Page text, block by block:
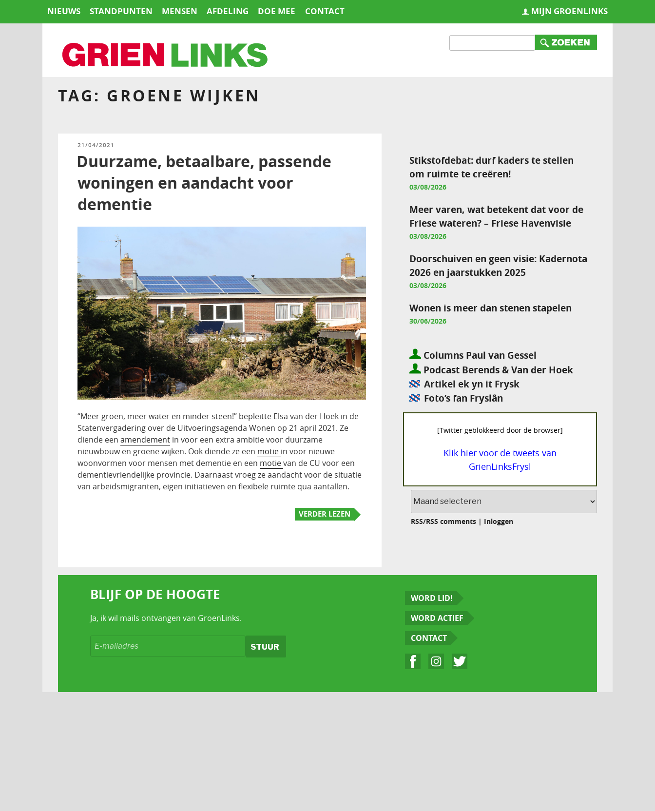
NIEUWS STANDPUNTEN MENSEN AFDELING DOE MEE CONTACT MIJN GROENLINKS
HOME
TAG: GROENE WIJKEN
GEPLAATST
21/04/2021
Duurzame, betaalbare, passende
woningen en aandacht voor
dementie
“Meer groen, meer water en minder steen!” bepleitte Elsa van der Hoek in de
Statenvergadering over de Uitvoeringsagenda Wonen op 21 april 2021. Ze
diende een amendement in voor een extra ambitie voor duurzame
nieuwbouw en groene wijken. Ook diende ze een motie in voor nieuwe
woonvormen voor mensen met dementie en een motievan de CU voor een
dementievriendelijke provincie. Daarnaast vroeg ze aandacht voor de situatie
van arbeidsmigranten, eigen initiatieven en flexibele ruimte qua aantallen.
VERDER LEZEN
Stikstofdebat: durf kaders te stellen
om ruimte te creëren!
03/08/2026
Meer varen, wat betekent dat voor de
Friese wateren? – Friese Havenvisie
03/08/2026
Doorschuiven en geen visie: Kadernota
2026 en jaarstukken 2025
03/08/2026
Wonen is meer dan stenen stapelen
30/06/2026
Columns Paul van Gessel
Podcast Berends & Van der Hoek
Artikel ek yn it Frysk
Foto’s fan Fryslân
[Twitter geblokkeerd door de browser]
Klik hier voor de tweets van
GrienLinksFrysl
RSS/RSS comments| Inloggen
BLIJF OP DE HOOGTE
Ja, ik wil mails ontvangen van GroenLinks.
WORD LID!
WORD ACTIEF
CONTACT